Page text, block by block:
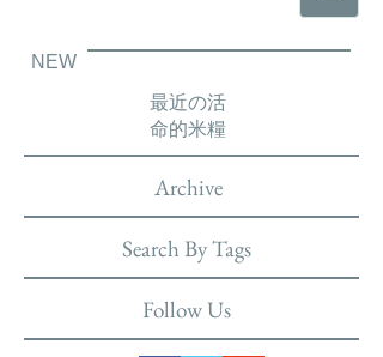
NEW
最近の活
命的米糧
Archive
Search By Tags
Follow Us